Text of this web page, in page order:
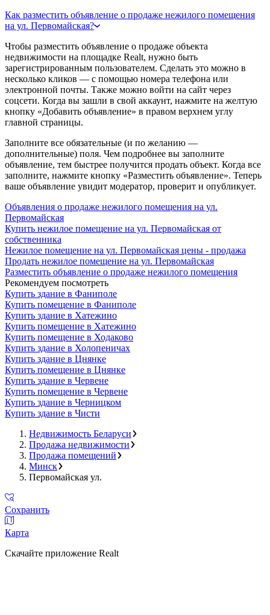
Как разместить объявление о продаже нежилого помещения
на ул. Первомайская?
Чтобы разместить объявление о продаже объекта
недвижимости на площадке Realt, нужно быть
зарегистрированным пользователем. Сделать это можно в
несколько кликов — с помощью номера телефона или
электронной почты. Также можно войти на сайт через
соцсети. Когда вы зашли в свой аккаунт, нажмите на желтую
кнопку «Добавить объявление» в правом верхнем углу
главной страницы.
Заполните все обязательные (и по желанию —
дополнительные) поля. Чем подробнее вы заполните
объявление, тем быстрее получится продать объект. Когда все
заполните, нажмите кнопку «Разместить объявление». Теперь
ваше объявление увидит модератор, проверит и опубликует.
Объявления о продаже нежилого помещения на ул.
Первомайская
Купить нежилое помещение на ул. Первомайская от
собственника
Нежилое помещение на ул. Первомайская цены - продажа
Продать нежилое помещение на ул. Первомайская
Разместить объявление о продаже нежилого помещения
Рекомендуем посмотреть
Купить здание в Фаниполе
Купить помещение в Фаниполе
Купить здание в Хатежино
Купить помещение в Хатежино
Купить помещение в Ходаково
Купить здание в Холопеничах
Купить здание в Цнянке
Купить помещение в Цнянке
Купить здание в Червене
Купить помещение в Червене
Купить здание в Черницком
Купить здание в Чисти
Недвижимость Беларуси
Продажа недвижимости
Продажа помещений
Минск
Первомайская ул.
Сохранить
Карта
Скачайте приложение Realt